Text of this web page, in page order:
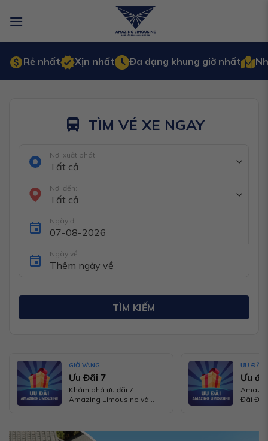
qua
Rẻ nhất
Xịn nhất Đa dạng khung giờ nhất
TÌM VÉ XE NGAY
Nơi xuất phát:
Tất cả
Nơi đến:
Tất cả
Ngày đi:
Ngày về:
TÌM KIẾM
GIỜ VÀNG
Ưu Đãi 7
Khám phá ưu đãi 7
Amazing Limousine và
ƯU ĐÃI
Ưu
Đãi Đặc